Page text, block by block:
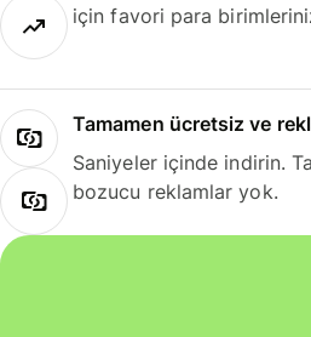
için favori para
Tamamen ücretsiz ve
Saniyeler içinde indirin.
bozucu reklamlar yok.